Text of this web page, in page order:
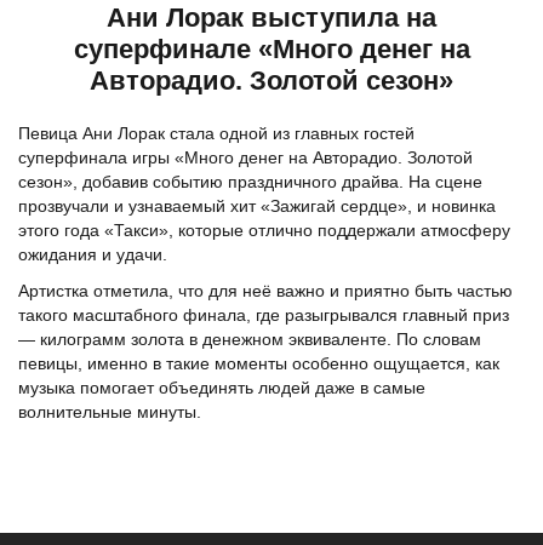
Ани Лорак выступила на
суперфинале «Много денег на
Авторадио. Золотой сезон»
Певица Ани Лорак стала одной из главных гостей
суперфинала игры «Много денег на Авторадио. Золотой
сезон», добавив событию праздничного драйва. На сцене
прозвучали и узнаваемый хит «Зажигай сердце», и новинка
этого года «Такси», которые отлично поддержали атмосферу
ожидания и удачи.
Артистка отметила, что для неё важно и приятно быть частью
такого масштабного финала, где разыгрывался главный приз
— килограмм золота в денежном эквиваленте. По словам
певицы, именно в такие моменты особенно ощущается, как
музыка помогает объединять людей даже в самые
волнительные минуты.